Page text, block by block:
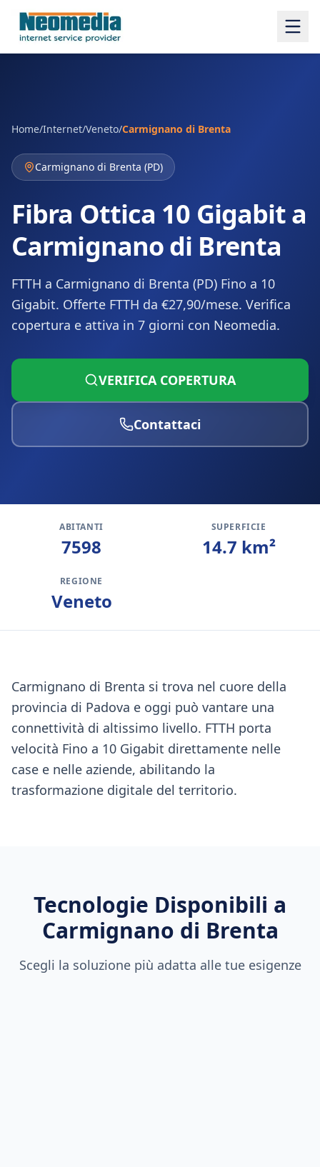
Home/Internet/Veneto/Carmignano di Brenta
Carmignano di Brenta (PD)
Fibra Ottica 10 Gigabit a
Carmignano di Brenta
FTTH a Carmignano di Brenta (PD) Fino a 10
Gigabit. Offerte FTTH da €27,90/mese. Verifica
copertura e attiva in 7 giorni con Neomedia.
VERIFICA COPERTURA
Contattaci
ABITANTI
7598
SUPERFICIE
14.7 km²
REGIONE
Veneto
Carmignano di Brenta si trova nel cuore della
provincia di Padova e oggi può vantare una
connettività di altissimo livello. FTTH porta
velocità Fino a 10 Gigabit direttamente nelle
case e nelle aziende, abilitando la
trasformazione digitale del territorio.
Tecnologie Disponibili a
Carmignano di Brenta
Scegli la soluzione più adatta alle tue esigenze